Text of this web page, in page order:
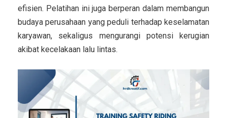
efisien. Pelatihan ini juga berperan dalam membangun
budaya perusahaan yang peduli terhadap keselamatan
karyawan, sekaligus mengurangi potensi kerugian
akibat kecelakaan lalu lintas.